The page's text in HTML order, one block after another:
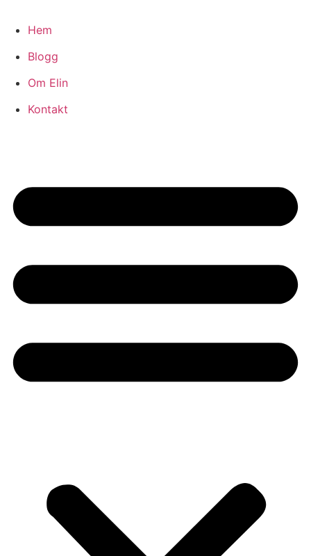
Hem
Blogg
Om Elin
Kontakt